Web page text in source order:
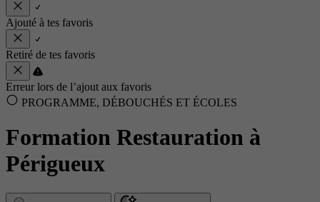
Ajouté à tes favoris
Retiré de tes favoris
Erreur lors de l’ajout aux favoris
PROGRAMME, DÉBOUCHÉS ET ÉCOLES
Formation Restauration à
Périgueux